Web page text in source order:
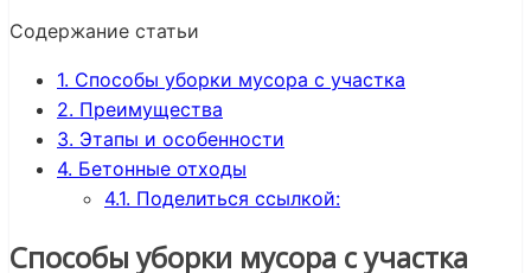
Содержание статьи
1. Способы уборки мусора с участка
2. Преимущества
3. Этапы и особенности
4. Бетонные отходы
4.1. Поделиться ссылкой:
Способы уборки мусора с участка